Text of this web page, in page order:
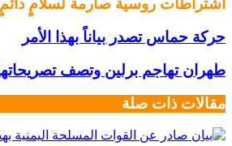
اشتراطات روسية صارمة لسلامٍ دائمٍ
حركة حماس تصدر بياناً بهذا الأمر
طهران تهاجم برلين وتصف
مقالات ذات صلة